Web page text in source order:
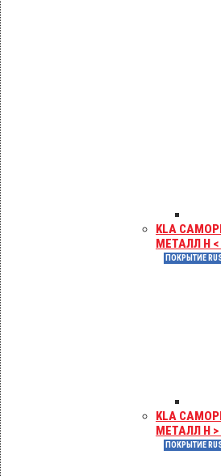
KLA
МЕТАЛЛ H
ПОКРЫТИЕ
KLA
МЕТАЛЛ H
ПОКРЫТИЕ